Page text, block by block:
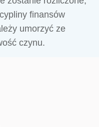
finansów
umorzyć ze
czynu.